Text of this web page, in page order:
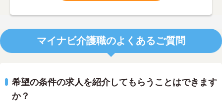
マイナビ介護職のよくあるご質問
希望の条件の求人を紹介してもらうことはできます
か？